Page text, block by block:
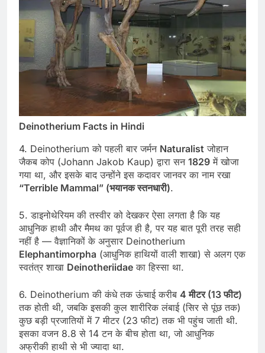
Deinotherium Facts in Hindi
4. Deinotherium को पहली बार जर्मन Naturalist जोहान
जैकब कोप (Johann Jakob Kaup) द्वारा सन 1829 में खोजा
गया था, और इसके बाद उन्होंने इस कदावर जानवर का नाम रखा
“Terrible Mammal” (भयानक स्तनधारी).
5. डाइनोथेरियम की तस्वीर को देखकर ऐसा लगता है कि यह
आधुनिक हाथी और मैमथ का पूर्वज ही है, पर यह बात पूरी तरह सही
नहीं है — वैज्ञानिकों के अनुसार Deinotherium
Elephantimorpha (आधुनिक हाथियों वाली शाखा) से अलग एक
स्वतंत्र शाखा Deinotheriidae का हिस्सा था.
6. Deinotherium की कंधे तक ऊंचाई करीब 4 मीटर (13 फीट)
तक होती थी, जबकि इसकी कुल शारीरिक लंबाई (सिर से पूंछ तक)
कुछ बड़ी प्रजातियों में 7 मीटर (23 फीट) तक भी पहुंच जाती थी.
इसका वजन 8.8 से 14 टन के बीच होता था, जो आधुनिक
अफ्रीकी हाथी से भी ज्यादा था.